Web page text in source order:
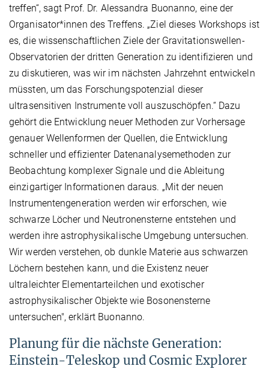
treffen“, sagt Prof. Dr. Alessandra Buonanno, eine der
Organisator*innen des Treffens. „Ziel dieses Workshops ist
es, die wissenschaftlichen Ziele der Gravitationswellen-
Observatorien der dritten Generation zu identifizieren und
zu diskutieren, was wir im nächsten Jahrzehnt entwickeln
müssten, um das Forschungspotenzial dieser
ultrasensitiven Instrumente voll auszuschöpfen.“ Dazu
gehört die Entwicklung neuer Methoden zur Vorhersage
genauer Wellenformen der Quellen, die Entwicklung
schneller und effizienter Datenanalysemethoden zur
Beobachtung komplexer Signale und die Ableitung
einzigartiger Informationen daraus. „Mit der neuen
Instrumentengeneration werden wir erforschen, wie
schwarze Löcher und Neutronensterne entstehen und
werden ihre astrophysikalische Umgebung untersuchen.
Wir werden verstehen, ob dunkle Materie aus schwarzen
Löchern bestehen kann, und die Existenz neuer
ultraleichter Elementarteilchen und exotischer
astrophysikalischer Objekte wie Bosonensterne
untersuchen", erklärt Buonanno.
Planung für die nächste Generation:
Einstein-Teleskop und Cosmic Explorer